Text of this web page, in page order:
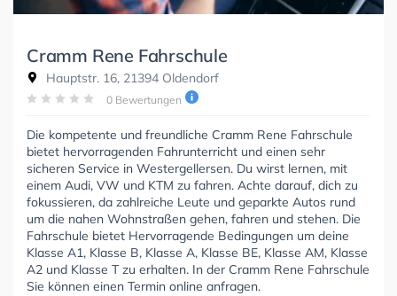
Cramm Rene Fahrschule
Hauptstr. 16, 21394 Oldendorf
0 Bewertungen
Die kompetente und freundliche Cramm Rene Fahrschule
bietet hervorragenden Fahrunterricht und einen sehr
sicheren Service in Westergellersen. Du wirst lernen, mit
einem Audi, VW und KTM zu fahren. Achte darauf, dich zu
fokussieren, da zahlreiche Leute und geparkte Autos rund
um die nahen Wohnstraßen gehen, fahren und stehen. Die
Fahrschule bietet Hervorragende Bedingungen um deine
Klasse A1, Klasse B, Klasse A, Klasse BE, Klasse AM, Klasse
A2 und Klasse T zu erhalten. In der Cramm Rene Fahrschule
Sie können einen Termin online anfragen.